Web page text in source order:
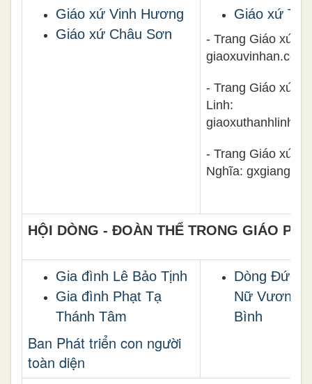
Giáo xứ Vinh Hương
Giáo xứ Châu Sơn
Giáo xứ
- Trang Giáo xứ
giaoxuvinhan.com
- Trang Giáo xứ
Linh:
- Trang Giáo xứ
Nghĩa:
HỘI DÒNG - ĐOÀN THỂ TRONG GIÁO
Gia đình Lê Bảo Tịnh
Gia đình Phạt Tạ
Thánh Tâm
Ban Phát triển con người
toàn diện
Dòng Đức
Nữ Vương
Bình